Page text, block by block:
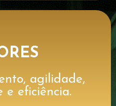
agilidade,
e eficiência.